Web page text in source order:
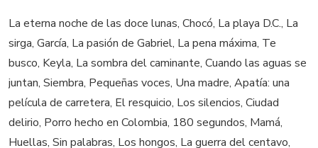
La eterna noche de las doce lunas, Chocó, La playa D.C., La
sirga, García, La pasión de Gabriel, La pena máxima, Te
busco, Keyla, La sombra del caminante, Cuando las aguas se
juntan, Siembra, Pequeñas voces, Una madre, Apatía: una
película de carretera, El resquicio, Los silencios, Ciudad
delirio, Porro hecho en Colombia, 180 segundos, Mamá,
Huellas, Sin palabras, Los hongos, La guerra del centavo,